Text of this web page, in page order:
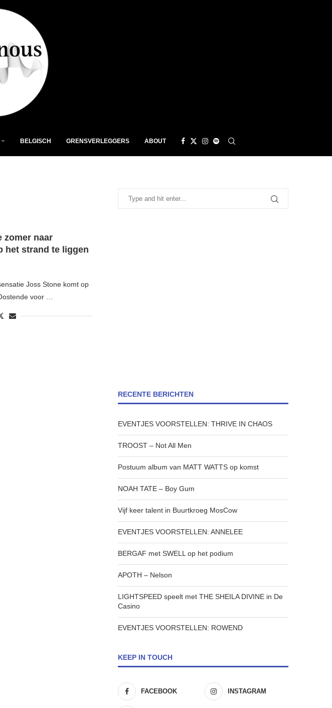
BELGISCH GRENSVERLEGGERS ABOUT
zomer naar
het strand te liggen
Joss Stone komt op
voor …
RECENTE BERICHTEN
EVENTJES VOORSTELLEN: THRIVE IN CHAOS
TROOST – Not All Men
Postuum album van MATT WATTS op komst
NOAH TATE – Boy Gum
Vijf keer talent in Buurtkroeg MosCow
EVENTJES VOORSTELLEN: ANNELEE
BERGAF met SWELL op het podium
APOTH – Nelson
LIGHTSPEED speelt met THE SHEILA DIVINE in De
Casino
EVENTJES VOORSTELLEN: ROWEND
KEEP IN TOUCH
FACEBOOK INSTAGRAM